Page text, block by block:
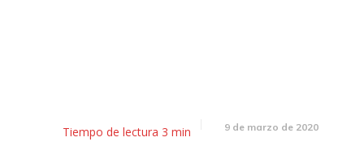
Tiempo de lectura 3 min 9 de marzo de 2020